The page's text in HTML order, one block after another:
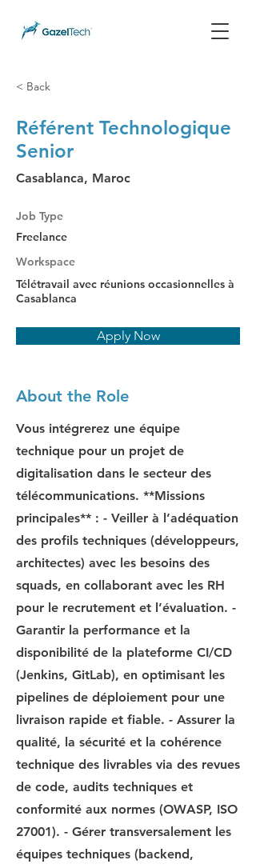
< Back
Référent Technologique
Senior
Casablanca, Maroc
Job Type
Freelance
Workspace
Télétravail avec réunions occasionnelles à
Casablanca
Apply Now
About the Role
Vous intégrerez une équipe
technique pour un projet de
digitalisation dans le secteur des
télécommunications. **Missions
principales** : - Veiller à l’adéquation
des profils techniques (développeurs,
architectes) avec les besoins des
squads, en collaborant avec les RH
pour le recrutement et l’évaluation. -
Garantir la performance et la
disponibilité de la plateforme CI/CD
(Jenkins, GitLab), en optimisant les
pipelines de déploiement pour une
livraison rapide et fiable. - Assurer la
qualité, la sécurité et la cohérence
technique des livrables via des revues
de code, audits techniques et
conformité aux normes (OWASP, ISO
27001). - Gérer transversalement les
équipes techniques (backend,